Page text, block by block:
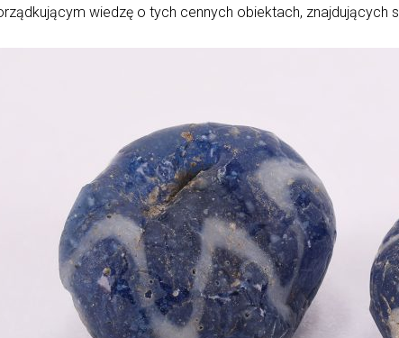
wiedzę o tych cennych obiektach, znajdujących